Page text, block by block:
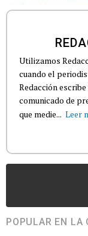
Utilizamos
cuando el
Redacción
comunicado de
que medie... Leer
POPULAR EN LA